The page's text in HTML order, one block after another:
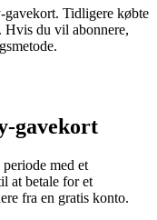
Tidligere købte
Hvis du vil abonnere,
gavekort
med et
at betale for et
fra en gratis konto.